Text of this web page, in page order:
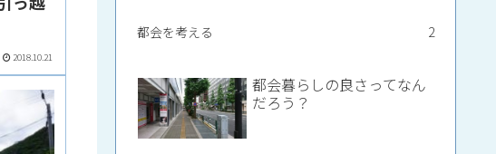
2018.10.21
都会を考える 2
都会暮らしの良さってなん
だろう？